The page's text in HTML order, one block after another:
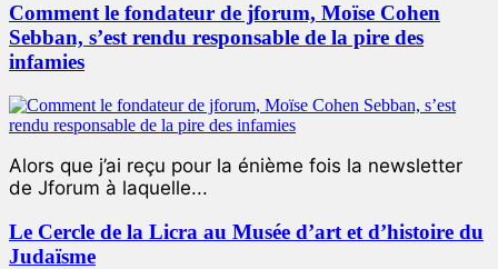
Comment le fondateur de jforum, Moïse Cohen
Sebban, s’est rendu responsable de la pire des
infamies
Alors que j’ai reçu pour la énième fois la newsletter
de Jforum à laquelle...
Le Cercle de la Licra au Musée d’art et d’histoire du
Judaïsme